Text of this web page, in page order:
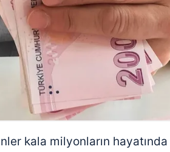
kala milyonların